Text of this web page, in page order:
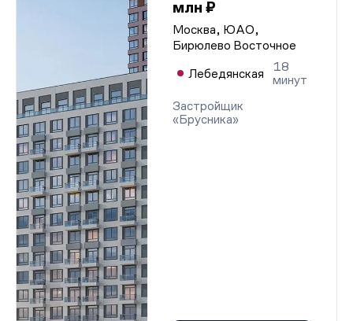
млн ₽
Москва, ЮАО,
Бирюлево Восточное
Лебедянская
18
минут
Застройщик
«Брусника»